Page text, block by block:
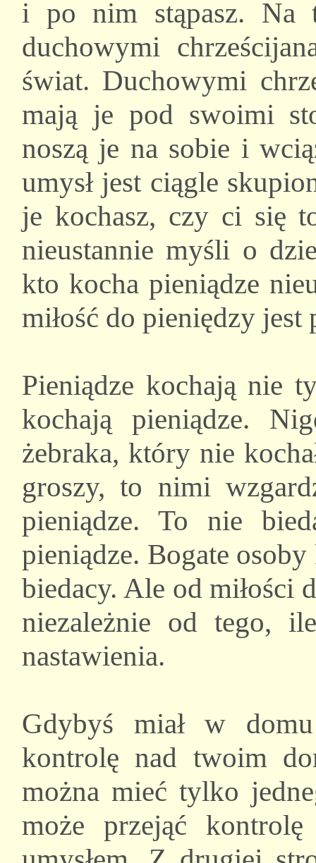
i po nim stąpasz. Na
duchowymi
świat. Duchowymi
mają je pod swoimi
noszą je na sobie i
umysł jest ciągle
je kochasz, czy ci się
nieustannie myśli o
kto kocha pieniądze
miłość do pieniędzy jest
Pieniądze kochają nie
kochają pieniądze.
żebraka, który nie
groszy, to nimi
pieniądze. To nie
pieniądze. Bogate
biedacy. Ale od miłości
niezależnie od tego,
nastawienia.
Gdybyś miał w
kontrolę nad twoim
można mieć tylko
może przejąć